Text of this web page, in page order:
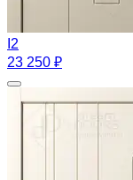
I2
23 250 ₽